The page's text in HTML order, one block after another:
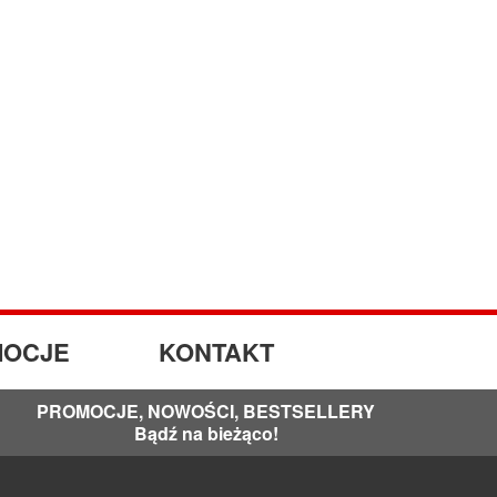
KONTAKT
PROMOCJE, NOWOŚCI, BESTSELLERY
Bądź na bieżąco!